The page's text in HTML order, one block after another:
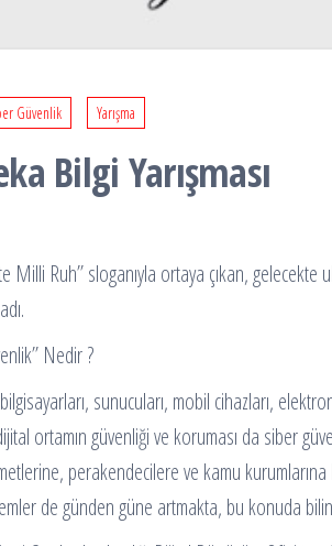
Güvenlik Yarışma
Bilgi Yarışması
Milli Ruh’’ sloganıyla ortaya çıkan,
Nedir ?
sunucuları, mobil cihazları,
ortamın güvenliği ve koruması da siber
perakendecilere ve kamu
de günden güne artmakta, bu konuda